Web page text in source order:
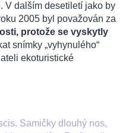
V dalším desetiletí jako by
2005 byl považován za
protože se vyskytly
snímky „vyhynulého“
ekoturistické
Samičky dlouhý nos,